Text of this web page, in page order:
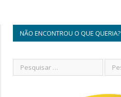
NÃO ENCONTROU O QUE QUERIA?